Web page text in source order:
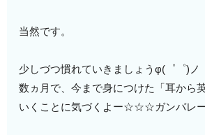
当然です。
少しづつ慣れていきましょうφ(゜゜)ノ
数ヵ月で、今まで身につけた「耳から
いくことに気づくよー☆☆☆ガンバ